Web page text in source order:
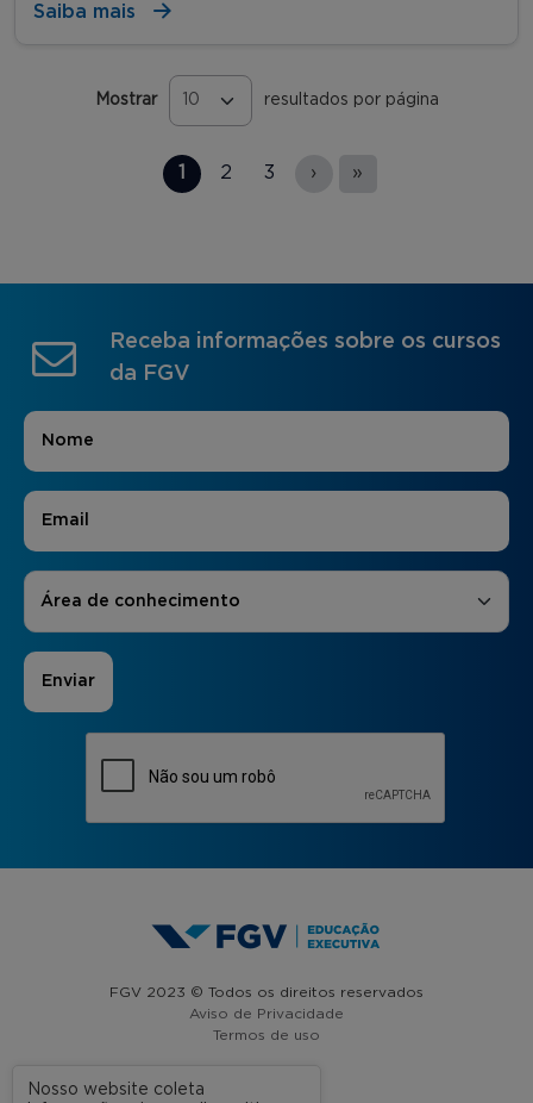
Saiba mais
Mostrar resultados por página
1 2 3 › »
Receba informações sobre os cursos
da FGV
Nome
E-mail
Áreas de Interesse
Área de conhecimento
FGV 2023 © Todos os direitos reservados
Aviso de Privacidade
Termos de uso
Nosso website coleta